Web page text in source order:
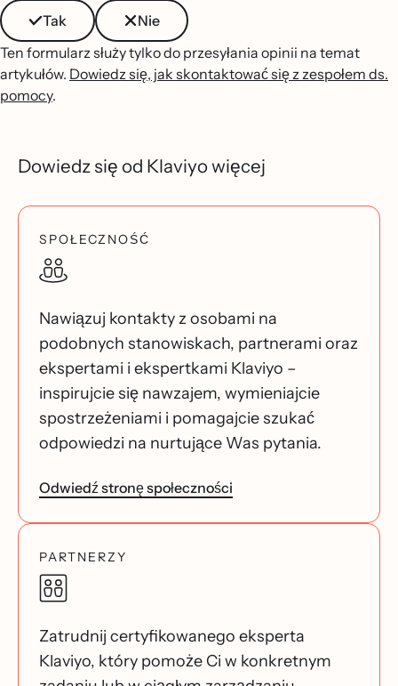
Tak
Nie
Ten formularz służy tylko do przesyłania opinii na temat
artykułów. Dowiedz się, jak skontaktować się z zespołem ds.
pomocy.
Dowiedz się od Klaviyo więcej
SPOŁECZNOŚĆ
Nawiązuj kontakty z osobami na
podobnych stanowiskach, partnerami oraz
ekspertami i ekspertkami Klaviyo –
inspirujcie się nawzajem, wymieniajcie
spostrzeżeniami i pomagajcie szukać
odpowiedzi na nurtujące Was pytania.
Odwiedź stronę społeczności
PARTNERZY
Zatrudnij certyfikowanego eksperta
Klaviyo, który pomoże Ci w konkretnym